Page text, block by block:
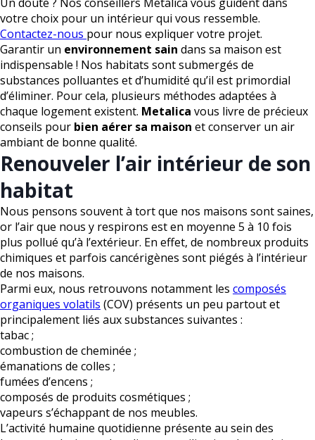
votre choix pour un intérieur qui vous ressemble.
Contactez-nous pour nous expliquer votre projet.
Garantir un environnement sain dans sa maison est
indispensable ! Nos habitats sont submergés de
substances polluantes et d’humidité qu’il est primordial
d’éliminer. Pour cela, plusieurs méthodes adaptées à
chaque logement existent. Metalica vous livre de précieux
conseils pour bien aérer sa maison et conserver un air
ambiant de bonne qualité.
Renouveler l’air intérieur de son
habitat
Nous pensons souvent à tort que nos maisons sont saines,
or l’air que nous y respirons est en moyenne 5 à 10 fois
plus pollué qu’à l’extérieur. En effet, de nombreux produits
chimiques et parfois cancérigènes sont piégés à l’intérieur
de nos maisons.
Parmi eux, nous retrouvons notamment les composés
organiques volatils (COV) présents un peu partout et
principalement liés aux substances suivantes :
tabac ;
combustion de cheminée ;
émanations de colles ;
fumées d’encens ;
composés de produits cosmétiques ;
vapeurs s’échappant de nos meubles.
L’activité humaine quotidienne présente au sein des